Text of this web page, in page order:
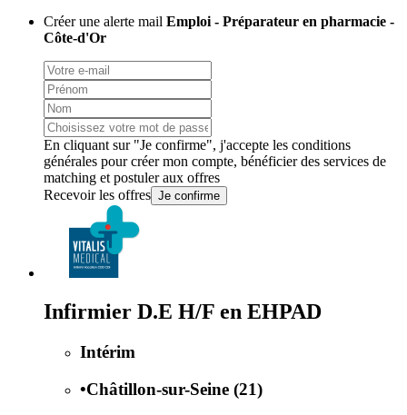
Créer une alerte mail Emploi - Préparateur en pharmacie -
Côte-d'Or
En cliquant sur "Je confirme", j'accepte les conditions
générales pour créer mon compte, bénéficier des services de
matching et postuler aux offres
Recevoir les offres Je confirme
Infirmier D.E H/F en EHPAD
Intérim
•Châtillon-sur-Seine (21)